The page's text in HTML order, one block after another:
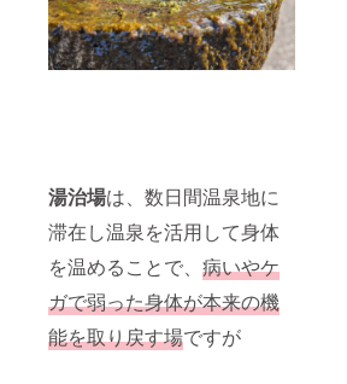
湯治場は、数日間温泉地に
滞在し温泉を活用して身体
を温めることで、 病いやケ
ガで弱った身体が本来の機
能を取り戻す場ですが